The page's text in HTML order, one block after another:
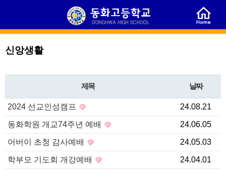
신앙생활
제목 날짜
2024 선교인성캠프 24.08.21
동화학원 개교74주년 예배 24.06.05
어버이 초청 감사예배 24.05.03
학부모 기도회 개강예배 24.04.01